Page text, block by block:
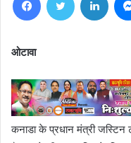
ओटावा
कनाडा के प्रधान मंत्री जस्टिन